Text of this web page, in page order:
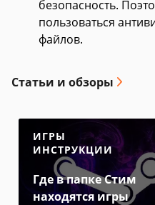
безопасность.
пользоваться
файлов.
Статьи и обзоры
ИГРЫ
ИНСТРУКЦИИ
Где в папке Стим
находятся игры